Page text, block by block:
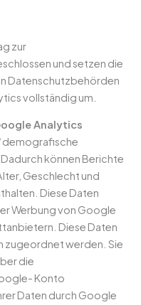
zur
und setzen die
Datenschutzbehörden
vollständig um.
Analytics
können Berichte
Geschlecht und
Diese Daten
Werbung von Google
Diese Daten
zugeordnet werden. Sie
die
Konto
Daten durch Google